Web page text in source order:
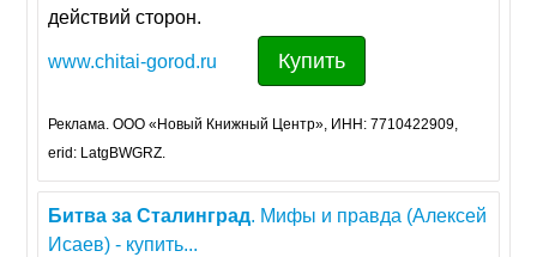
действий сторон.
www.chitai-gorod.ru Купить
Реклама. ООО «Новый Книжный Центр», ИНН: 7710422909,
erid: LatgBWGRZ.
Битва за Сталинград. Мифы и правда (Алексей
Исаев) - купить...